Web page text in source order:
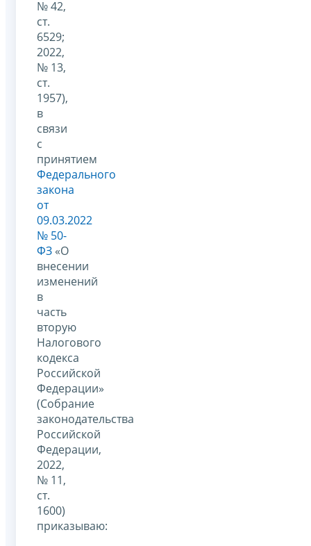
№ 42,
ст.
6529;
2022,
№ 13,
ст.
1957),
в
связи
с
принятием
Федерального
закона
от
09.03.2022
№ 50-
ФЗ «О
внесении
изменений
в
часть
вторую
Налогового
кодекса
Российской
Федерации»
(Собрание
законодательства
Российской
Федерации,
2022,
№ 11,
ст.
1600)
приказываю: